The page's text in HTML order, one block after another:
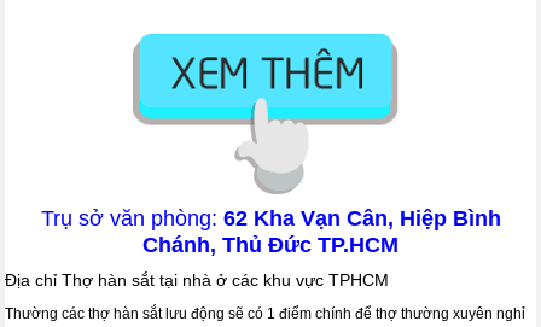
Trụ sở văn phòng: 62 Kha Vạn Cân, Hiệp Bình
Chánh, Thủ Đức TP.HCM
Địa chỉ Thợ hàn sắt tại nhà ở các khu vực TPHCM
Thường các thợ hàn sắt lưu động sẽ có 1 điểm chính để thợ thường xuyên nghỉ